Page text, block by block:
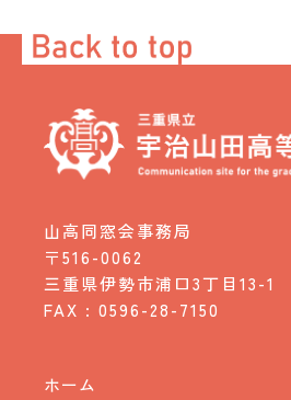
山高同窓会事務局
〒516-0062
三重県伊勢市浦口3丁目13-1
FAX : 0596-28-7150
ホーム